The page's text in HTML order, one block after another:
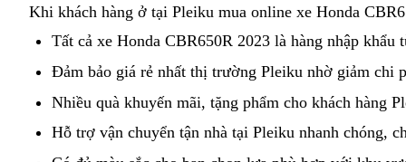
Khi khách hàng ở tại Pleiku mua online thương
hiệu
xe Honda
Tất cả địa
chỉ
Honda
CBR650R
xe Honda CBR650R 2023 mua
sắm
là hàng nhập khẩu
Đảm bảo giá
bán
giá rẻ bảo
hành
Honda
nhất thị trường Pleiku nhờ retro
sport
giảm chi
Nhiều quà khuyến mãi, phân
phối
tặng phẩm đánh
giá
địa
chỉ
cho khách hàng
Hỗ trợ vận chuyển siêu
ưu
tận nhà rất
an
tại Pleiku nhanh chóng, cổ